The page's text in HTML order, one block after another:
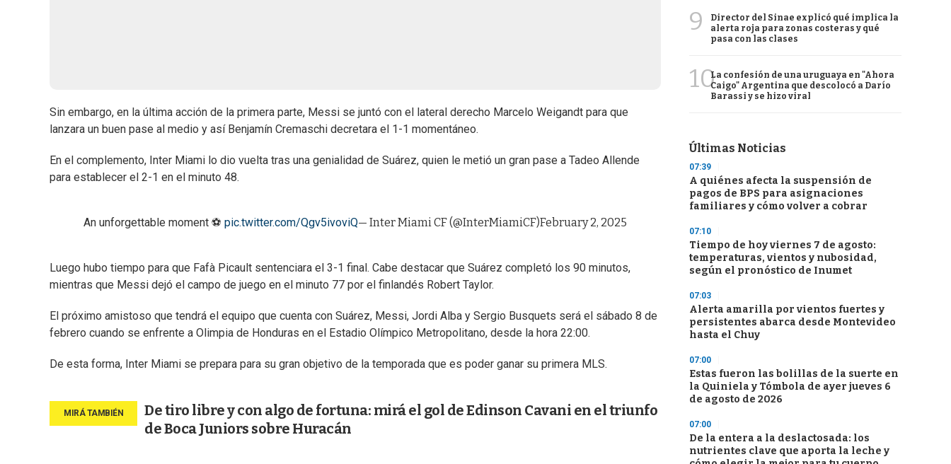
Sin embargo, en la última acción de la primera parte, Messi se juntó con el lateral derecho Marcelo Weigandt para que
lanzara un buen pase al medio y así Benjamín Cremaschi decretara el 1-1 momentáneo.
En el complemento, Inter Miami lo dio vuelta tras una genialidad de Suárez, quien le metió un gran pase a Tadeo Allende
para establecer el 2-1 en el minuto 48.
An unforgettable moment ⚽️ pic.twitter.com/Qgv5ivoviQ— Inter Miami CF (@InterMiamiCF)February 2, 2025
Luego hubo tiempo para que Fafà Picault sentenciara el 3-1 final. Cabe destacar que Suárez completó los 90 minutos,
mientras que Messi dejó el campo de juego en el minuto 77 por el finlandés Robert Taylor.
El próximo amistoso que tendrá el equipo que cuenta con Suárez, Messi, Jordi Alba y Sergio Busquets será el sábado 8 de
febrero cuando se enfrente a Olimpia de Honduras en el Estadio Olímpico Metropolitano, desde la hora 22:00.
De esta forma, Inter Miami se prepara para su gran objetivo de la temporada que es poder ganar su primera MLS.
De tiro libre y con algo de fortuna: mirá el gol de Edinson Cavani en el triunfo
de Boca Juniors sobre Huracán
9
Director del Sinae explicó qué implica la
alerta roja para zonas costeras y qué
pasa con las clases
10La confesión de una uruguaya en "Ahora
Caigo" Argentina que descolocó a Darío
Barassi y se hizo viral
Últimas Noticias
07:39
A quiénes afecta la suspensión de
pagos de BPS para asignaciones
familiares y cómo volver a cobrar
07:10
Tiempo de hoy viernes 7 de agosto:
temperaturas, vientos y nubosidad,
según el pronóstico de Inumet
07:03
Alerta amarilla por vientos fuertes y
persistentes abarca desde Montevideo
hasta el Chuy
07:00
Estas fueron las bolillas de la suerte en
la Quiniela y Tómbola de ayer jueves 6
de agosto de 2026
07:00
De la entera a la deslactosada: los
nutrientes clave que aporta la leche y